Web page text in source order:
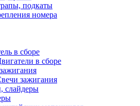
подкаты
номера
в сборе
в сборе
зажигания
слайдеры